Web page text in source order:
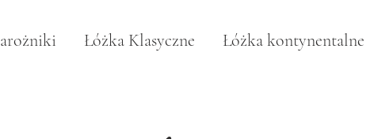
Łóżka Klasyczne Łóżka kontynentalne